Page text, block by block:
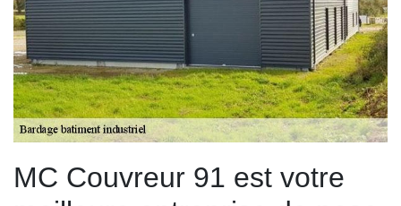
MC Couvreur 91 est votre